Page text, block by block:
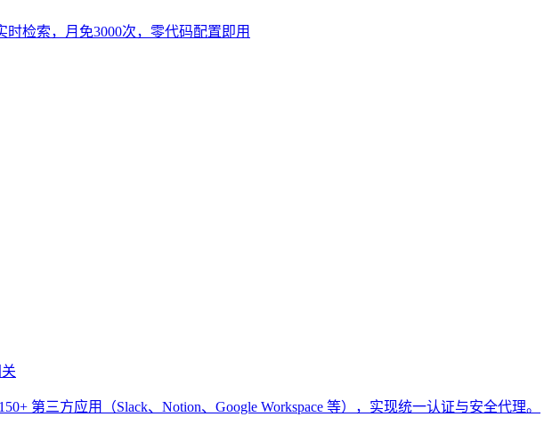
检索，月免3000次，零代码配置即用
第三方应用（Slack、Notion、Google Workspace 等），实现统一认证与安全代理。